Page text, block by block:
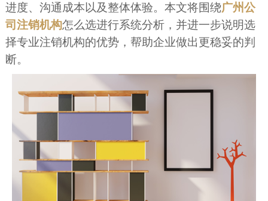
进度、沟通成本以及整体体验。本文将围绕广州公
司注销机构怎么选进行系统分析，并进一步说明选
择专业注销机构的优势，帮助企业做出更稳妥的判
断。